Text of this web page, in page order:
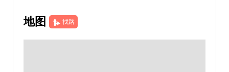
地图 找路